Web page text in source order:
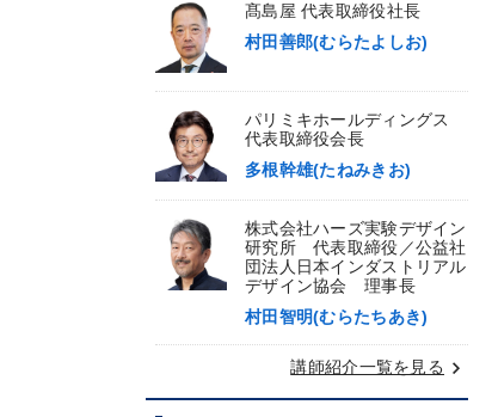
髙島屋 代表取締役社長
村田善郎(むらたよしお)
パリミキホールディングス
代表取締役会長
多根幹雄(たねみきお)
株式会社ハーズ実験デザイン
研究所 代表取締役／公益社
団法人日本インダストリアル
デザイン協会 理事長
村田智明(むらたちあき)
講師紹介一覧を見る keyboard_arrow_right